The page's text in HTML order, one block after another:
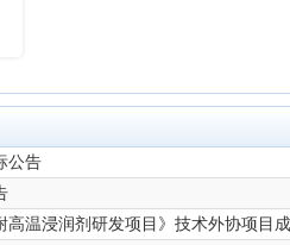
公告
温浸润剂研发项目》技术外协项目